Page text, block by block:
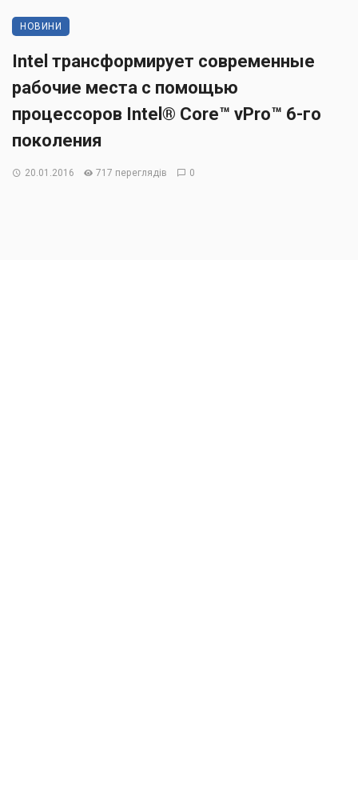
НОВИНИ
Intel трансформирует современные
рабочие места с помощью
процессоров Intel® Core™ vPro™ 6-го
поколения
20.01.2016 717 переглядів 0